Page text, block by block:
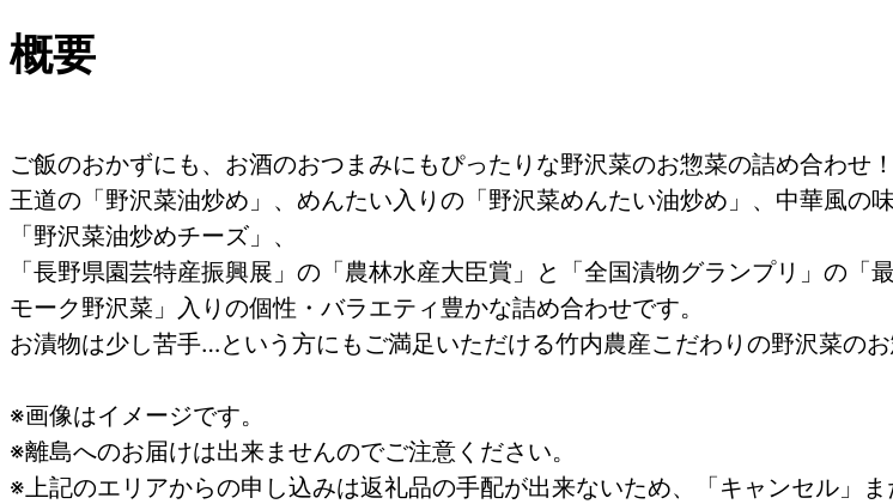
概要
ご飯のおかずにも、お酒のおつまみにもぴったりな野沢菜のお惣菜の詰め合わせ！
王道の「野沢菜油炒め」、めんたい入りの「野沢菜めんたい油炒め」、中華風の
「野沢菜油炒めチーズ」、
「長野県園芸特産振興展」の「農林水産大臣賞」と「全国漬物グランプリ」の「
モーク野沢菜」入りの個性・バラエティ豊かな詰め合わせです。
お漬物は少し苦手…という方にもご満足いただける竹内農産こだわりの野沢菜のお
※画像はイメージです。
※離島へのお届けは出来ませんのでご注意ください。
※上記のエリアからの申し込みは返礼品の手配が出来ないため、「キャンセル」